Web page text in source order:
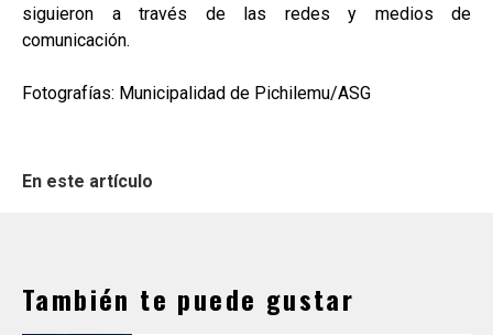
siguieron a través de las redes y medios de
comunicación.
Fotografías: Municipalidad de Pichilemu/ASG
En este artículo
También te puede gustar